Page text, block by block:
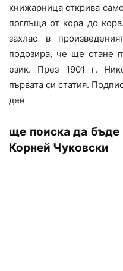
книжарница открива
поглъща от кора до
захлас в
подозира, че ще стане
език. През 1901 г.
първата си статия.
ден
ще поиска да бъде
Корней Чуковски